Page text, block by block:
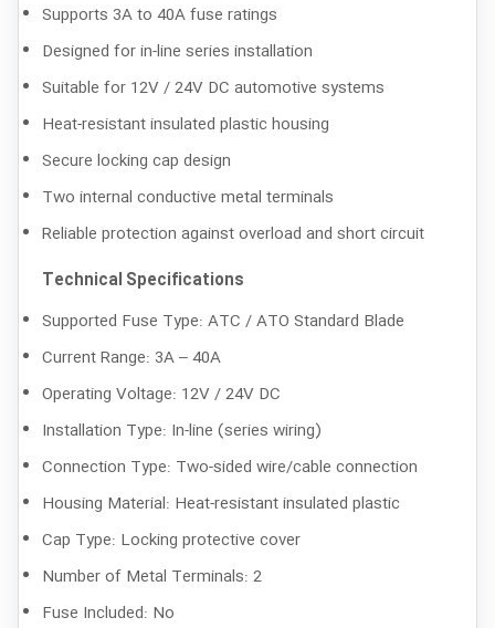
Supports 3A to 40A fuse ratings
Designed for in-line series installation
Suitable for 12V / 24V DC automotive systems
Heat-resistant insulated plastic housing
Secure locking cap design
Two internal conductive metal terminals
Reliable protection against overload and short circuit
Technical Specifications
Supported Fuse Type: ATC / ATO Standard Blade
Current Range: 3A – 40A
Operating Voltage: 12V / 24V DC
Installation Type: In-line (series wiring)
Connection Type: Two-sided wire/cable connection
Housing Material: Heat-resistant insulated plastic
Cap Type: Locking protective cover
Number of Metal Terminals: 2
Fuse Included: No